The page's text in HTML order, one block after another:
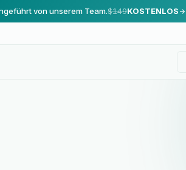
von unserem Team.$149KOSTENLOS